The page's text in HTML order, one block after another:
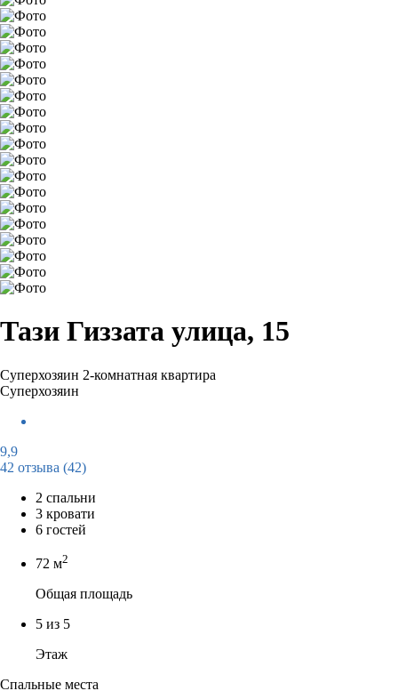
Тази Гиззата улица, 15
Суперхозяин 2-комнатная квартира
Суперхозяин
9,9
42 отзыва (42)
2 спальни
3 кровати
6 гостей
72 м2
Общая площадь
5 из 5
Этаж
Спальные места